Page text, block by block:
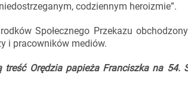
codziennym heroizmie”.
Społecznego Przekazu
i pracowników mediów.
treść Orędzia papieża Franciszka na 54.